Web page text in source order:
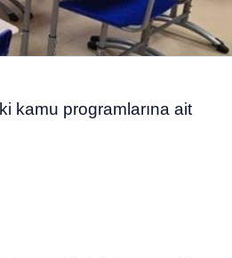
kamu programlarına ait